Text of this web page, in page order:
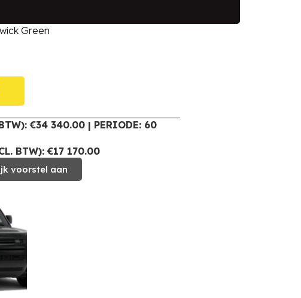
Green
€34 340.00 | PERIODE: 60
BTW): €17 170.00
voorstel aan